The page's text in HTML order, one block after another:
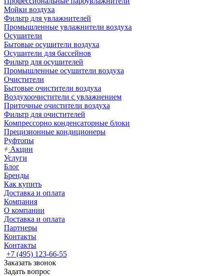
Мойки воздуха
Фильтр для увлажнителей
Промышленные увлажнители воздуха
Осушители
Бытовые осушители воздуха
Осушители для бассейнов
Фильтр для осушителей
Промышленные осушители воздуха
Очистители
Бытовые очистители воздуха
Воздухоочистители с увлажнением
Приточные очистители воздуха
Фильтр для очистителей
Компрессорно конденсаторные блоки
Прецизионные кондиционеры
Руфтопы
Акции
Услуги
Блог
Бренды
Как купить
Доставка и оплата
Компания
О компании
Доставка и оплата
Партнеры
Контакты
Контакты
+7 (495) 123-66-55
Заказать звонок
Задать вопрос